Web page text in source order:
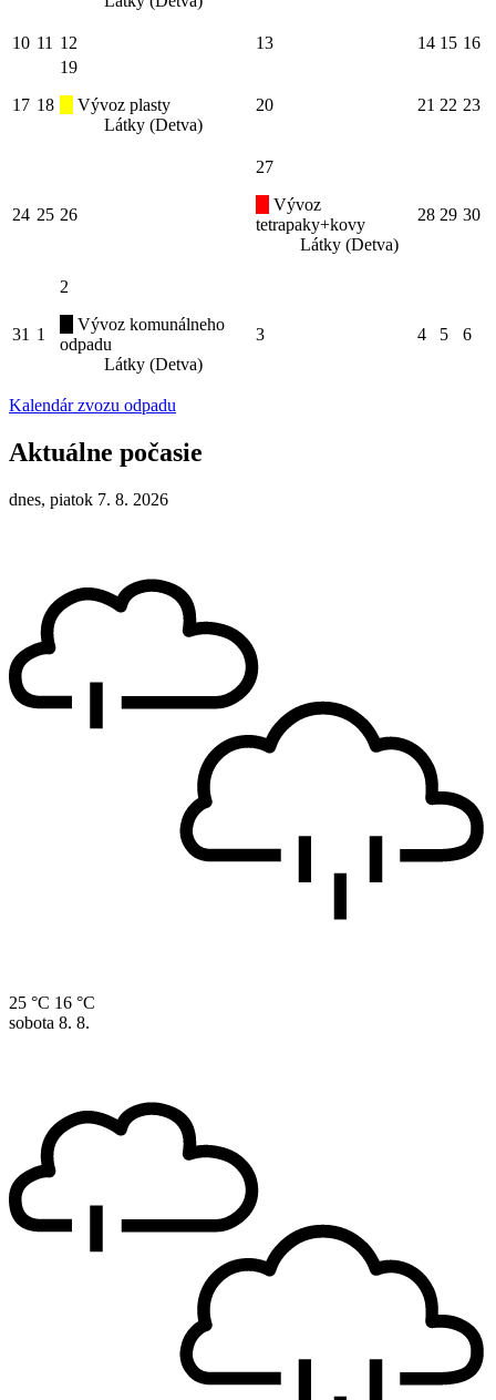
10 11 12 13 14 15 16
17 18
19
Vývoz plasty
Látky (Detva)
20 21 22 23
24 25 26
27
Vývoz
tetrapaky+kovy
Látky (Detva)
28 29 30
31 1
2
Vývoz komunálneho
odpadu
Látky (Detva)
3 4 5 6
Kalendár zvozu odpadu
Aktuálne počasie
dnes, piatok 7. 8. 2026
25 °C 16 °C
sobota 8. 8.